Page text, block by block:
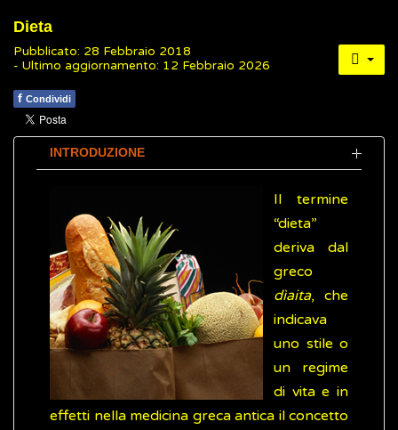
Dieta
Pubblicato: 28 Febbraio 2018
- Ultimo aggiornamento: 12 Febbraio 2026
f Condividi
INTRODUZIONE
Il termine
“dieta”
deriva dal
greco
dìaita, che
indicava
uno stile o
un regime
di vita e in
effetti nella medicina greca antica il concetto